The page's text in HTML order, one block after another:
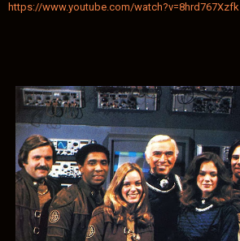
https://www.youtube.com/watch?v=8hrd767Xzfk